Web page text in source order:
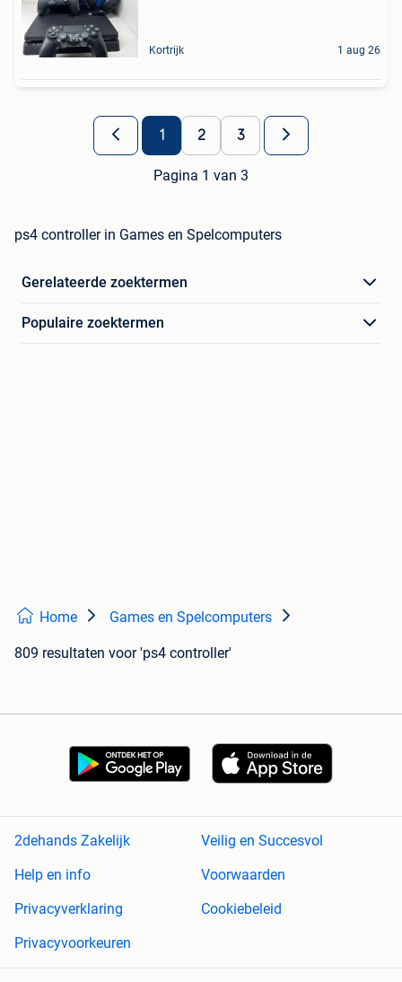
Kortrijk 1 aug 26
1 2 3
Pagina 1 van 3
ps4 controller in Games en Spelcomputers
Gerelateerde zoektermen
Populaire zoektermen
Home Games en Spelcomputers
809 resultaten voor 'ps4 controller'
2dehands Zakelijk
Veilig en Succesvol
Help en info
Voorwaarden
Privacyverklaring
Cookiebeleid
Privacyvoorkeuren